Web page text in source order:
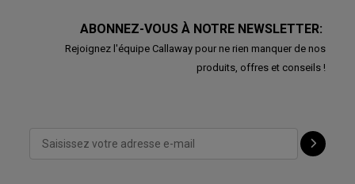
ABONNEZ-VOUS À NOTRE NEWSLETTER:
Rejoignez l'équipe Callaway pour ne rien manquer de nos
produits, offres et conseils !